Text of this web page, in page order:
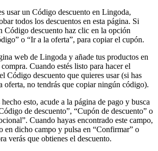
usar un Código descuento en Lingoda,
todos los descuentos en esta página. Si
Código descuento haz clic en la opción
o “Ir a la oferta”, para copiar el cupón.
web de Lingoda y añade tus productos en
Cuando estés listo para hacer el
Código descuento que quieres usar (si has
oferta, no tendrás que copiar ningún código).
esto, acude a la página de pago y busca
de descuento”, “Cupón de descuento” o
Cuando hayas encontrado este campo,
en dicho campo y pulsa en “Confirmar” o
verás que obtienes el descuento.